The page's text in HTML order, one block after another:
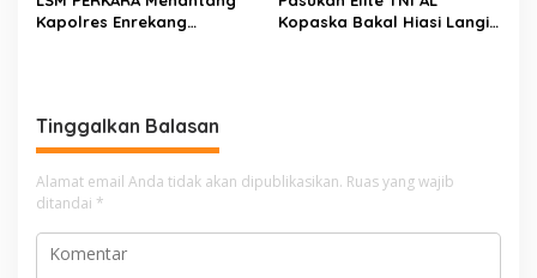
Kapolres Enrekang
Kopaska Bakal Hiasi Langit
Tinggalkan Balasan
Alamat email Anda tidak akan dipublikasikan. Ruas yang wajib
ditandai *